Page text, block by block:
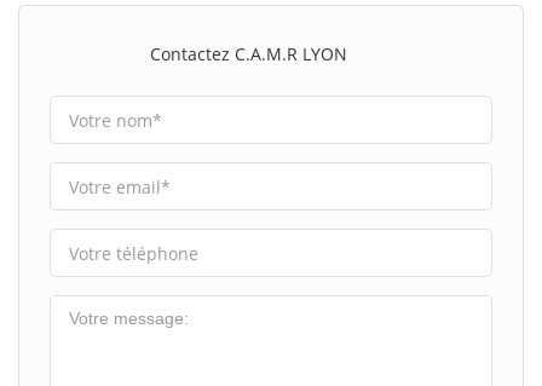
Contactez C.A.M.R LYON